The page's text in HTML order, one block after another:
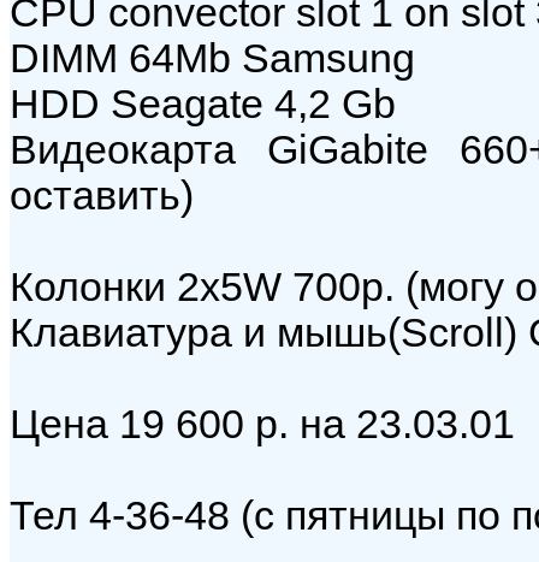
СPU convector slot 1 on slot
DIMM 64Мb Samsung
HDD Seagate 4,2 Gb
Видеокарта GiGabite
оставить)
Колонки 2x5W 700р. (могу
Клавиатура и мышь(Scroll)
Цена 19 600 р. на 23.03.01
Тел 4-36-48 (с пятницы по